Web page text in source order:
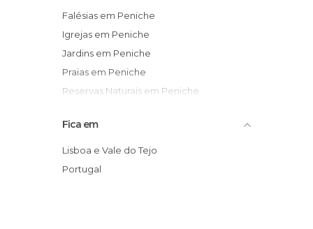
Falésias em Peniche
Igrejas em Peniche
Jardins em Peniche
Praias em Peniche
Reservas Naturais em Peniche
Fica em
Lisboa e Vale do Tejo
Portugal